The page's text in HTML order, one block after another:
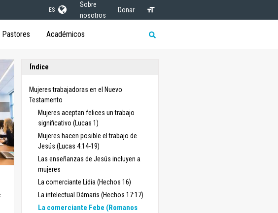
ES
Sobre
nosotros
Donar
Pastores Académicos
Índice
Mujeres trabajadoras en el Nuevo
Testamento
Mujeres aceptan felices un trabajo
significativo (Lucas 1)
Mujeres hacen posible el trabajo de
Jesús (Lucas 4:14-19)
Las enseñanzas de Jesús incluyen a
mujeres
La comerciante Lidia (Hechos 16)
La intelectual Dámaris (Hechos 17:17)
La comerciante Febe (Romanos